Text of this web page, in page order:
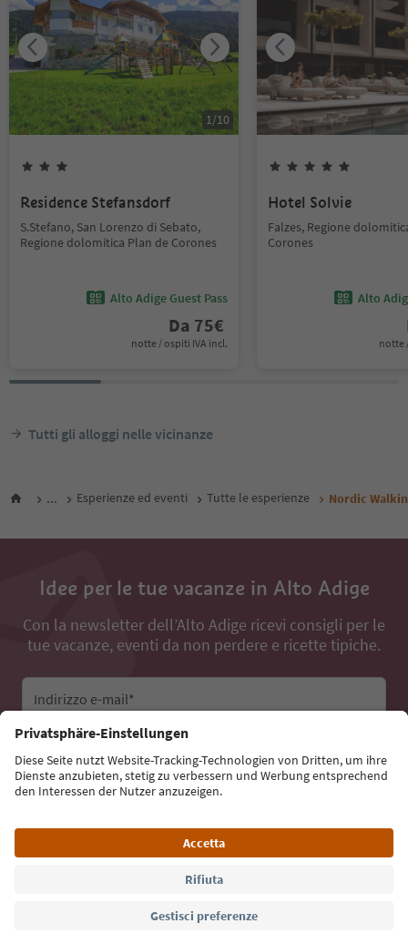
1/10
Residence Stefansdorf
S.Stefano, San Lorenzo di Sebato,
Regione dolomitica Plan de Corones
Alto Adige Guest Pass
Da 75€
notte / ospiti IVA incl.
Hotel Solvie
Falzes, Regione
Corones
Alto
notte
Tutti gli alloggi nelle vicinanze
... Esperienze ed eventi Tutte le esperienze Nordic
Idee per le tue vacanze in Alto Adige
Con la newsletter dell’Alto Adige ricevi consigli per le
tue vacanze, eventi da non perdere e ricette tipiche.
Indirizzo e-mail*
Iscriviti alla newsletter